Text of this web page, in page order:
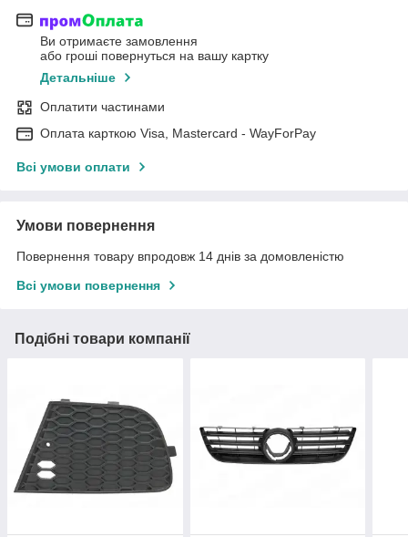
Ви отримаєте замовлення
або гроші повернуться на вашу картку
Детальніше
Оплатити частинами
Оплата карткою Visa, Mastercard - WayForPay
Всі умови оплати
Умови повернення
Повернення товару впродовж 14 днів за домовленістю
Всі умови повернення
Подібні товари компанії